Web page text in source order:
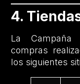
4.
La Campaña
compras
los siguientes